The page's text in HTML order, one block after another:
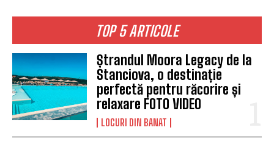
TOP 5 ARTICOLE
Ștrandul Moora Legacy de la
Stanciova, o destinație
perfectă pentru răcorire și
relaxare FOTO VIDEO
LOCURI DIN BANAT